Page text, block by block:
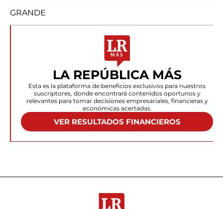
GRANDE
LA REPÚBLICA MÁS
Esta es la plataforma de beneficios exclusivos para nuestros
suscriptores, donde encontrará contenidos oportunos y
relevantes para tomar decisiones empresariales, financieras y
económicas acertadas.
VER RESULTADOS FINANCIEROS